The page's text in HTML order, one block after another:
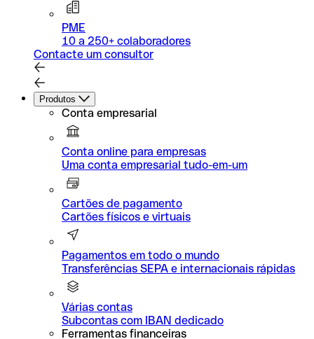
PME
10 a 250+ colaboradores
Contacte um consultor
Produtos
Conta empresarial
Conta online para empresas
Uma conta empresarial tudo-em-um
Cartões de pagamento
Cartões físicos e virtuais
Pagamentos em todo o mundo
Transferências SEPA e internacionais rápidas
Várias contas
Subcontas com IBAN dedicado
Ferramentas financeiras